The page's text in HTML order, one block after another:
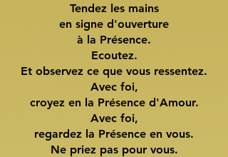
Tendez les mains
en signe d'ouverture
à la Présence.
Ecoutez.
Et observez ce que vous ressentez.
Avec foi,
croyez en la Présence d'Amour.
Avec foi,
regardez la Présence en vous.
Ne priez pas pour vous.